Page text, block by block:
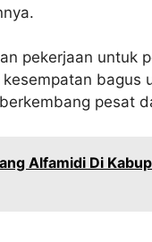
pekerjaan untuk
bagus
pesat
Alfamidi Di